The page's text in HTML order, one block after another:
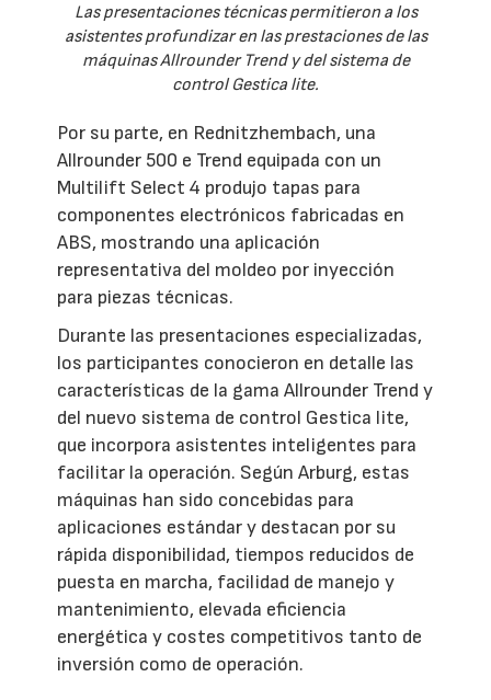
Las presentaciones técnicas permitieron a los
asistentes profundizar en las prestaciones de las
máquinas Allrounder Trend y del sistema de
control Gestica lite.
Por su parte, en Rednitzhembach, una
Allrounder 500 e Trend equipada con un
Multilift Select 4 produjo tapas para
componentes electrónicos fabricadas en
ABS, mostrando una aplicación
representativa del moldeo por inyección
para piezas técnicas.
Durante las presentaciones especializadas,
los participantes conocieron en detalle las
características de la gama Allrounder Trend y
del nuevo sistema de control Gestica lite,
que incorpora asistentes inteligentes para
facilitar la operación. Según Arburg, estas
máquinas han sido concebidas para
aplicaciones estándar y destacan por su
rápida disponibilidad, tiempos reducidos de
puesta en marcha, facilidad de manejo y
mantenimiento, elevada eficiencia
energética y costes competitivos tanto de
inversión como de operación.